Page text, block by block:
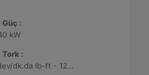
:
kW
:
935 1.400 dev/dk.da lb-ft - 1268 1.400 dev/dk.da Nm